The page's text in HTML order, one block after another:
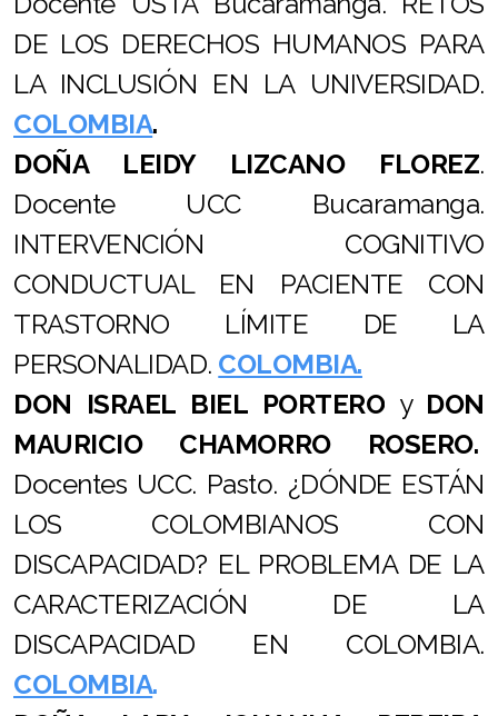
DE LOS DERECHOS HUMANOS PARA
LA INCLUSIÓN EN LA UNIVERSIDAD.
COLOMBIA.
DOÑA LEIDY LIZCANO FLOREZ.
Docente UCC Bucaramanga.
INTERVENCIÓN COGNITIVO
CONDUCTUAL EN PACIENTE CON
TRASTORNO LÍMITE DE LA
PERSONALIDAD. COLOMBIA.
DON ISRAEL BIEL PORTERO y DON
MAURICIO CHAMORRO ROSERO.
Docentes UCC. Pasto. ¿DÓNDE ESTÁN
LOS COLOMBIANOS CON
DISCAPACIDAD? EL PROBLEMA DE LA
CARACTERIZACIÓN DE LA
DISCAPACIDAD EN COLOMBIA.
COLOMBIA.
Campaña PON UN@ AVOGAD@ NA TÚA CURATELA
Campaña EXERCEDEMULLER
Campaña POR UNA MASCARILLA TRANSPARENTE
PARA TOD@S
Campaña PONTE EN EL LUGAR DE UNA PERSONA
CON SORDERA
Campaña CONTRA AS DEMORAS INXUSTIFICADAS
Campaña POLA DIGNIDADE NA AXUDA NO FOGAR
Eventos 2019 2020